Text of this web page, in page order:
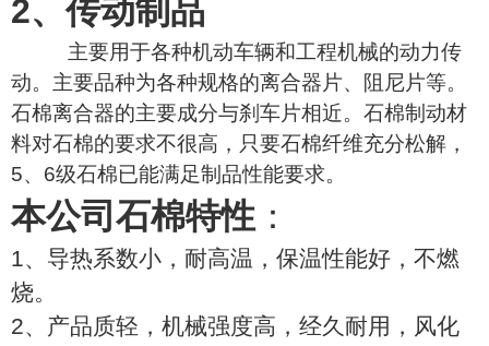
2、传动制品
主要用于各种机动车辆和工程机械的动力传
动。主要品种为各种规格的离合器片、阻尼片等。
石棉离合器的主要成分与刹车片相近。石棉制动材
料对石棉的要求不很高，只要石棉纤维充分松解，
5、6级石棉已能满足制品性能要求。
本公司石棉特性：
1、导热系数小，耐高温，保温性能好，不燃
烧。
2、产品质轻，机械强度高，经久耐用，风化